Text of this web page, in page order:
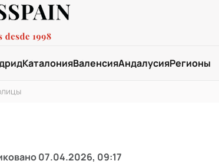
КаталонияВаленсияАндалусияРегионы
07.04.2026, 09:17